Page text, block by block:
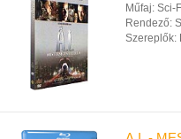
Műfaj: Sci-
Rendező:
Szereplők: